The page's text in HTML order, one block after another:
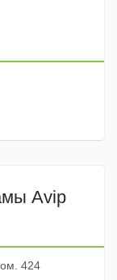
Avip
424